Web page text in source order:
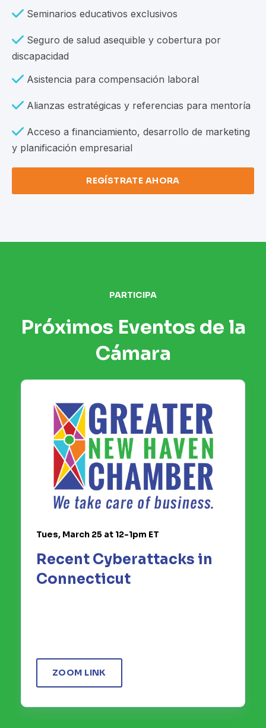
Seminarios educativos exclusivos
Seguro de salud asequible y cobertura por
discapacidad
Asistencia para compensación laboral
Alianzas estratégicas y referencias para mentoría
Acceso a financiamiento, desarrollo de marketing
y planificación empresarial
REGÍSTRATE AHORA
PARTICIPA
Próximos Eventos de la
Cámara
231stAnnual Meeting &
Business Leadership
Awards
DETALLES DEL EVENTO